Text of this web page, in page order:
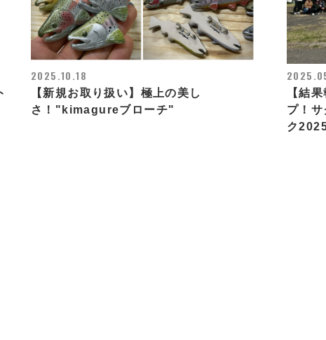
2025.10.18
【新規お取り扱い】極上の美し
さ！"kimagureブローチ"
【結
プ！
ク